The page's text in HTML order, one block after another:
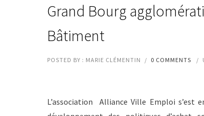
Grand Bourg
Bâtiment
POSTED BY : MARIE CLÉMENTIN / 0 COMMENTS /
L’association Alliance Ville Emploi s’est